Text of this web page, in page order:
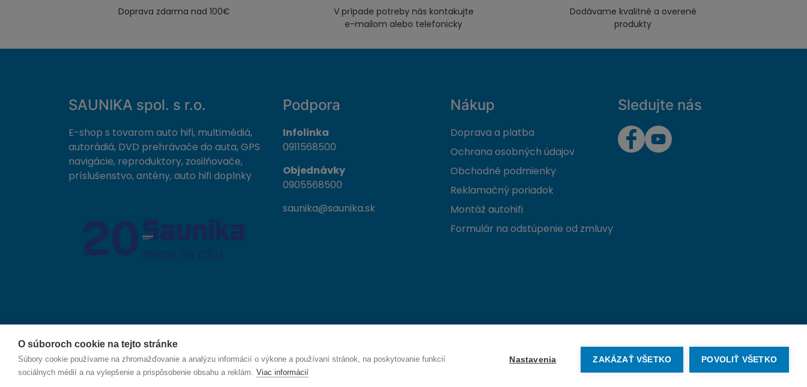
O súboroch cookie na tejto stránke
Súbory cookie používame na zhromažďovanie a analýzu informácií o výkone a používaní stránok, na poskytovanie funkcií
sociálnych médií a na vylepšenie a prispôsobenie obsahu a reklám. Viac informácií
Nastavenia ZAKÁZAŤ VŠETKO POVOLIŤ VŠETKO
Doprava zdarma nad 100€
V prípade potreby nás kontakujte
e-mailom alebo telefonicky
Dodávame kvalitné a overené
produkty
SAUNIKA spol. s r.o.
E-shop s tovarom auto hifi, multimédiá,
autorádiá, DVD prehrávače do auta, GPS
navigácie, reproduktory, zosilňovače,
príslušenstvo, antény, auto hifi doplnky
Podpora
Infolinka
0911568500
Objednávky
0905568500
saunika@saunika.sk
Nákup
Doprava a platba
Ochrana osobných údajov
Obchodné podmienky
Reklamačný poriadok
Montáž autohifi
Formulár na odstúpenie od zmluvy
Sledujte nás
© 2026 SAUNIKA spol. s r.o. Zlatovská 1783, 911 05 Trenčín Vytvorené na mieru oddenva.sk
Právo na odstúpenie od zmluvy — odoslať žiadosť o odstúpenie